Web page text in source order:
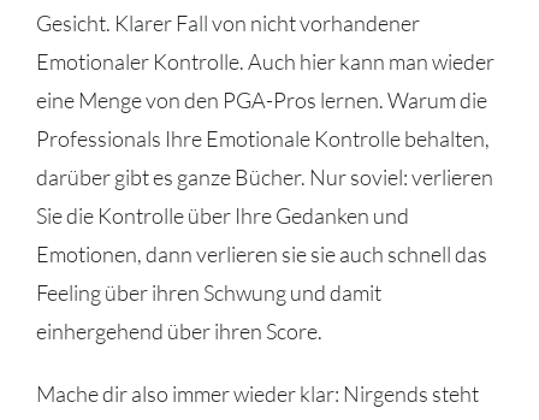
Gesicht. Klarer Fall von nicht vorhandener
Emotionaler Kontrolle. Auch hier kann man wieder
eine Menge von den PGA-Pros lernen. Warum die
Professionals Ihre Emotionale Kontrolle behalten,
darüber gibt es ganze Bücher. Nur soviel: verlieren
Sie die Kontrolle über Ihre Gedanken und
Emotionen, dann verlieren sie sie auch schnell das
Feeling über ihren Schwung und damit
einhergehend über ihren Score.
Mache dir also immer wieder klar: Nirgends steht